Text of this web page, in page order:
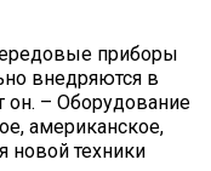
приборы
внедряются в
он. – Оборудование
американское,
новой техники